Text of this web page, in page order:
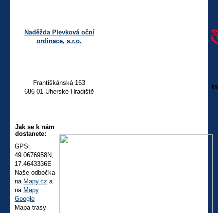
Naděžda Plevková oční
ordinace, s.r.o.
Františkánská 163
686 01 Uherské Hradiště
Jak se k nám
dostanete:
GPS:
49.0676958N,
17.4643336E
Naše odbočka
na Mapy.cz a
na Mapy
Google
Mapa trasy